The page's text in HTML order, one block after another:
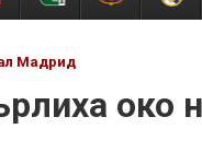
Мадрид
око